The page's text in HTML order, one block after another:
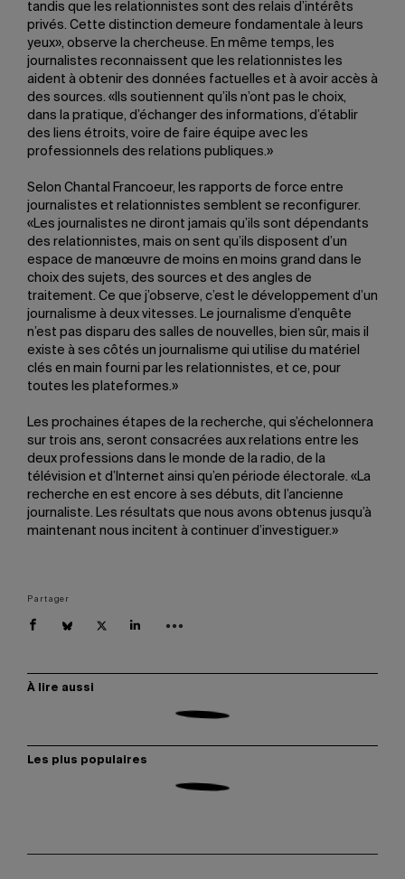
tandis que les relationnistes sont des relais d’intérêts
privés. Cette distinction demeure fondamentale à leurs
yeux», observe la chercheuse. En même temps, les
journalistes reconnaissent que les relationnistes les
aident à obtenir des données factuelles et à avoir accès à
des sources. «Ils soutiennent qu’ils n’ont pas le choix,
dans la pratique, d’échanger des informations, d’établir
des liens étroits, voire de faire équipe avec les
professionnels des relations publiques.»
Selon Chantal Francoeur, les rapports de force entre
journalistes et relationnistes semblent se reconfigurer.
«Les journalistes ne diront jamais qu’ils sont dépendants
des relationnistes, mais on sent qu’ils disposent d’un
espace de manœuvre de moins en moins grand dans le
choix des sujets, des sources et des angles de
traitement. Ce que j’observe, c’est le développement d’un
journalisme à deux vitesses. Le journalisme d’enquête
n’est pas disparu des salles de nouvelles, bien sûr, mais il
existe à ses côtés un journalisme qui utilise du matériel
clés en main fourni par les relationnistes, et ce, pour
toutes les plateformes.»
Les prochaines étapes de la recherche, qui s’échelonnera
sur trois ans, seront consacrées aux relations entre les
deux professions dans le monde de la radio, de la
télévision et d’Internet ainsi qu’en période électorale. «La
recherche en est encore à ses débuts, dit l’ancienne
journaliste. Les résultats que nous avons obtenus jusqu’à
maintenant nous incitent à continuer d’investiguer.»
Partager
À lire aussi
Les plus populaires